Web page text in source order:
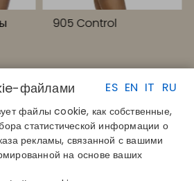
905 Control
ES EN IT RU
файлами
файлы cookie, как собственные,
статистической информации о
рекламы, связанной с вашими
на основе ваших
КОНТАКТЫ